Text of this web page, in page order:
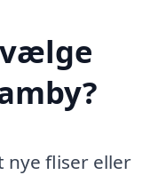
nye fliser eller